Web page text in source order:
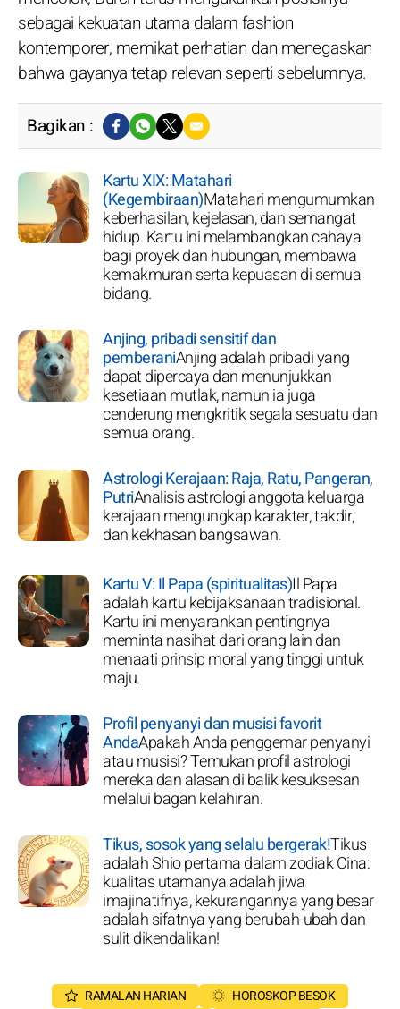
sebagai kekuatan utama dalam fashion
kontemporer, memikat perhatian dan menegaskan
bahwa gayanya tetap relevan seperti sebelumnya.
Bagikan :
Kartu XIX: Matahari
(Kegembiraan)Matahari mengumumkan
keberhasilan, kejelasan, dan semangat
hidup. Kartu ini melambangkan cahaya
bagi proyek dan hubungan, membawa
kemakmuran serta kepuasan di semua
bidang.
Anjing, pribadi sensitif dan
pemberaniAnjing adalah pribadi yang
dapat dipercaya dan menunjukkan
kesetiaan mutlak, namun ia juga
cenderung mengkritik segala sesuatu dan
semua orang.
Astrologi Kerajaan: Raja, Ratu, Pangeran,
PutriAnalisis astrologi anggota keluarga
kerajaan mengungkap karakter, takdir,
dan kekhasan bangsawan.
Kartu V: Il Papa (spiritualitas)Il Papa
adalah kartu kebijaksanaan tradisional.
Kartu ini menyarankan pentingnya
meminta nasihat dari orang lain dan
menaati prinsip moral yang tinggi untuk
maju.
Profil penyanyi dan musisi favorit
AndaApakah Anda penggemar penyanyi
atau musisi? Temukan profil astrologi
mereka dan alasan di balik kesuksesan
melalui bagan kelahiran.
Tikus, sosok yang selalu bergerak!Tikus
adalah Shio pertama dalam zodiak Cina:
kualitas utamanya adalah jiwa
imajinatifnya, kekurangannya yang besar
adalah sifatnya yang berubah-ubah dan
sulit dikendalikan!
RAMALAN HARIAN
HOROSKOP BESOK